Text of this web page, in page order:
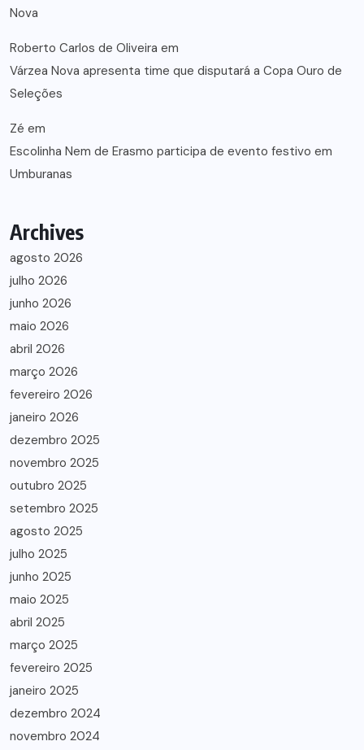
Nova
Roberto Carlos de Oliveira em
Várzea Nova apresenta time que disputará a Copa Ouro de
Seleções
Zé em
Escolinha Nem de Erasmo participa de evento festivo em
Umburanas
Archives
agosto 2026
julho 2026
junho 2026
maio 2026
abril 2026
março 2026
fevereiro 2026
janeiro 2026
dezembro 2025
novembro 2025
outubro 2025
setembro 2025
agosto 2025
julho 2025
junho 2025
maio 2025
abril 2025
março 2025
fevereiro 2025
janeiro 2025
dezembro 2024
novembro 2024